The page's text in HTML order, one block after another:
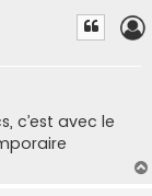
c’est avec le